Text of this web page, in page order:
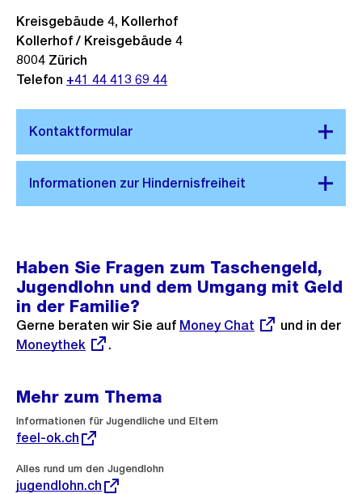
Kreisgebäude 4, Kollerhof
Kollerhof / Kreisgebäude 4
8004 Zürich
Telefon +41 44 413 69 44
Haben Sie Fragen zum Taschengeld,
Jugendlohn und dem Umgang mit Geld
in der Familie?
Gerne beraten wir Sie auf Externer
Money Chat und in der
Moneythek .
Mehr zum Thema
Informationen für Jugendliche und Eltern
Externer
Link:
feel-ok.ch
Alles rund um den Jugendlohn
Externer
Link:
jugendlohn.ch